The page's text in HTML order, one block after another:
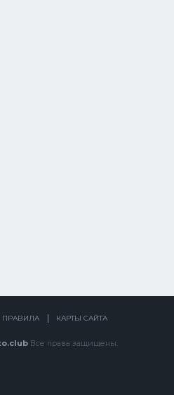
ПРАВИЛА КАРТЫ САЙТА
Все права защищены.